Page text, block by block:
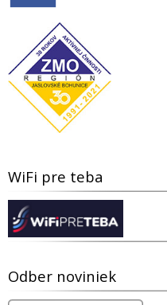
WiFi pre teba
Odber noviniek